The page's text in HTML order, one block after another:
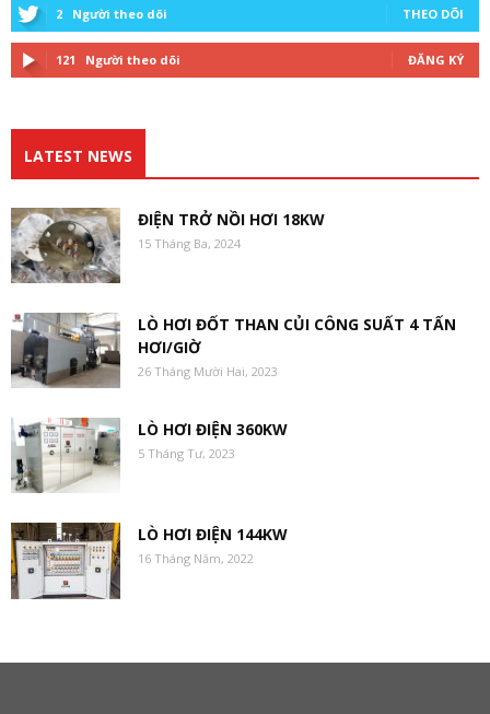
2 Người theo dõi THEO DÕI
121 Người theo dõi ĐĂNG KÝ
LATEST NEWS
ĐIỆN TRỞ NỒI HƠI 18KW
15 Tháng Ba, 2024
LÒ HƠI ĐỐT THAN CỦI CÔNG SUẤT 4 TẤN
HƠI/GIỜ
26 Tháng Mười Hai, 2023
LÒ HƠI ĐIỆN 360KW
5 Tháng Tư, 2023
LÒ HƠI ĐIỆN 144KW
16 Tháng Năm, 2022